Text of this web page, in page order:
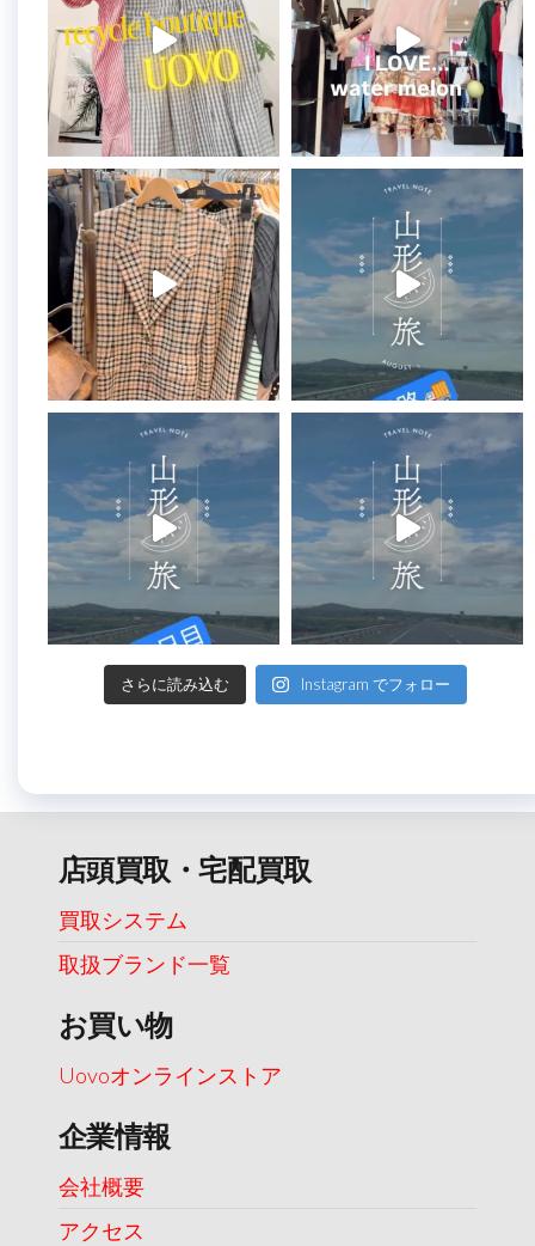
さらに読み込む Instagram でフォロー
店頭買取・宅配買取
買取システム
取扱ブランド一覧
お買い物
Uovoオンラインストア
企業情報
会社概要
アクセス